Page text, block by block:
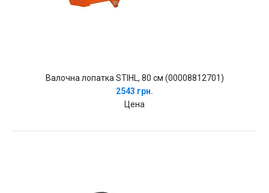
Валочна лопатка STIHL, 80 см (00008812701)
2543 грн.
Цена